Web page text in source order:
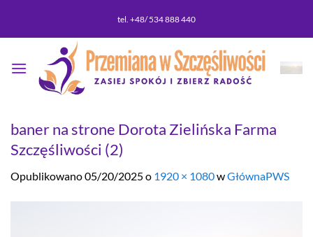
tel. +48/ 534 888 440
baner na strone Dorota Zielińska Farma
Szczęśliwości (2)
Opublikowano05/20/2025o 1920 × 1080wGłównaPWS